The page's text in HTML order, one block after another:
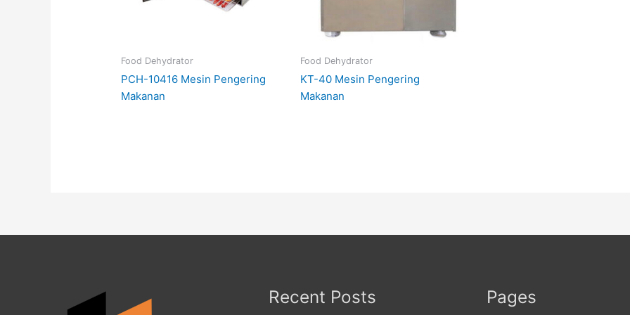
Food Dehydrator
PCH-10416 Mesin Pengering
Makanan
Food Dehydrator
KT-40 Mesin Pengering
Makanan
Recent Posts Pages